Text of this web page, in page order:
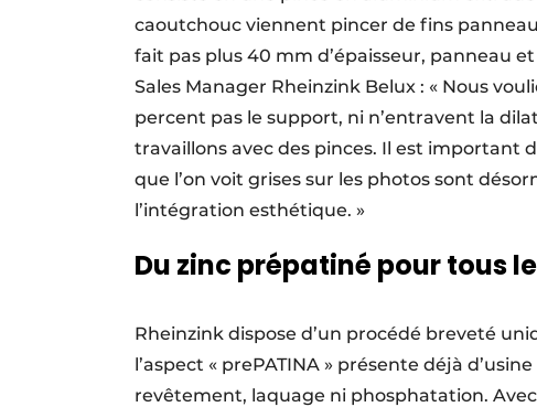
caoutchouc viennent pincer de fins
fait pas plus 40 mm d’épaisseur, panneau
Sales Manager Rheinzink Belux : « Nous
percent pas le support, ni n’entravent la
travaillons avec des pinces. Il est important
que l’on voit grises sur les photos sont
l’intégration esthétique. »
Du zinc prépatiné pour tous
Rheinzink dispose d’un procédé breveté
l’aspect « prePATINA » présente déjà
revêtement, laquage ni phosphatation.